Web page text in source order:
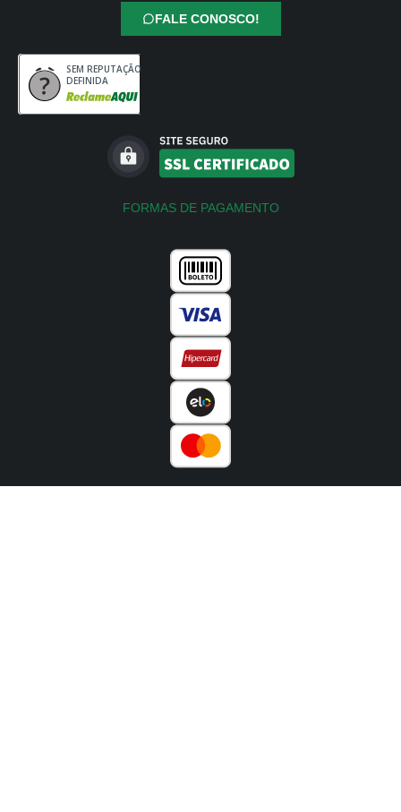
FALE CONOSCO!
SEM REPUTAÇÃO
DEFINIDA
FORMAS DE PAGAMENTO